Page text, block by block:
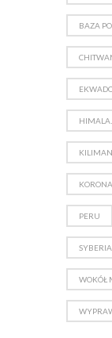
BAZA
PERU
SYBERIA
WOKÓŁ